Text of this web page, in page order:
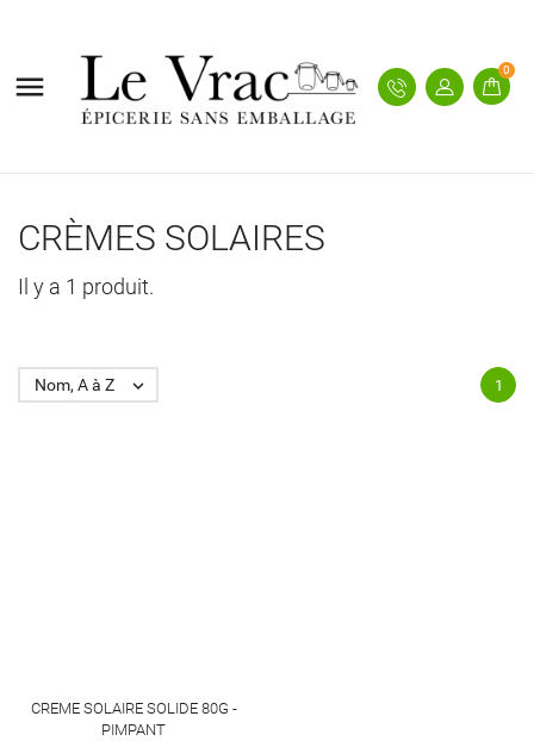
 0
CRÈMES SOLAIRES
Il y a 1 produit.
Nom, A à Z  1
CREME SOLAIRE SOLIDE 80G -
PIMPANT